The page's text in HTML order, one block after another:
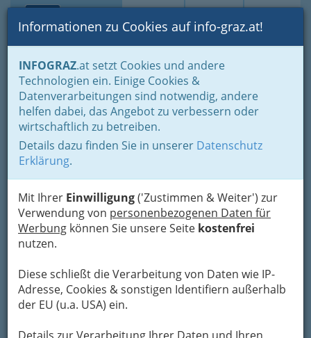
Suche Login Toggle
Informationen zu Cookies auf info-graz.at!
INFOGRAZ.at setzt Cookies und andere
Technologien ein. Einige Cookies &
Datenverarbeitungen sind notwendig, andere
helfen dabei, das Angebot zu verbessern oder
wirtschaftlich zu betreiben.
Details dazu finden Sie in unserer Datenschutz
Erklärung.
Mit Ihrer Einwilligung('Zustimmen & Weiter') zur
Verwendung von personenbezogenen Daten für
Werbung können Sie unsere Seite kostenfrei
nutzen.
Diese schließt die Verarbeitung von Daten wie IP-
Adresse, Cookies & sonstigen Identifiern außerhalb
der EU (u.a. USA) ein.
Home Lifestyle
Feste feiern
Der schönste Tag im Leben für viele
Druckerei
Druckerei
Hochzeit -
Schwarz auf
Weiß
Wenn die
Hochzeitslocation
feststeht, die Gästeliste komplett und die
meisten Brautpaare einige der größten
Herausforderungen bereits geschafft.
Nun ist Zeit für den Papierkram. Menükarten,